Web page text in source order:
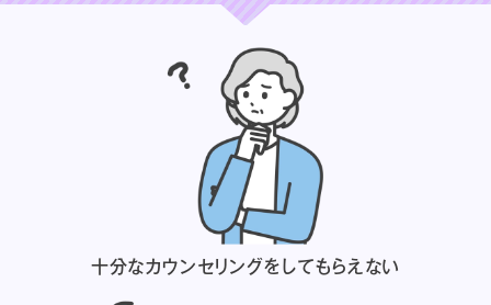
十分なカウンセリングをしてもらえない